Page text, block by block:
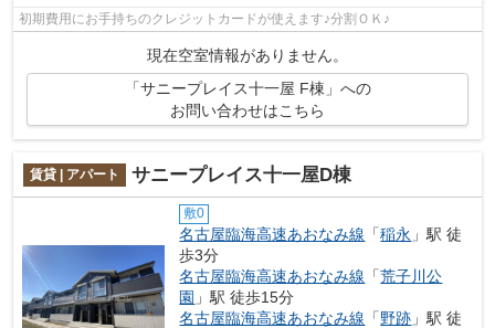
初期費用にお手持ちのクレジットカードが使えます♪分割ＯＫ♪
現在空室情報がありません。
「サニープレイス十一屋 F棟」への
お問い合わせはこちら
賃貸 | アパート サニープレイス十一屋D棟
敷0
名古屋臨海高速あおなみ線 「稲永 」駅 徒
歩3分
名古屋臨海高速あおなみ線 「荒子川公
園 」駅 徒歩15分
名古屋臨海高速あおなみ線 「野跡 」駅 徒